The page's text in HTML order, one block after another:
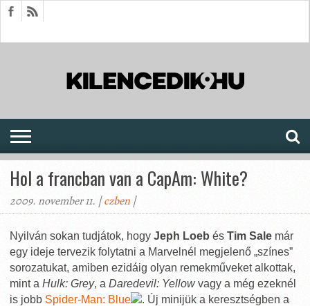
Hol a francban van a CapAm: White?
2009. november 11. |czben |
Nyilván sokan tudjátok, hogy Jeph Loeb és Tim Sale már
egy ideje tervezik folytatni a Marvelnél megjelenő „színes”
sorozatukat, amiben ezidáig olyan remekműveket alkottak,
mint a Hulk: Grey, a Daredevil: Yellowvagy a még ezeknél
is jobb Spider-Man: Blue
. Új minijük a keresztségben a